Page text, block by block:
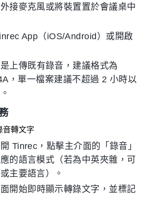
接麥克風或將裝置置於會議桌中
App（iOS/Android）或開啟
是上傳既有錄音，建議格式為
，單一檔案建議不超過 2 小時以
音轉文字
開 Tinrec，點擊主介面的「錄音」
的語言模式（若為中英夾雜，可
主要語言）。
面開始即時顯示轉錄文字，並標記